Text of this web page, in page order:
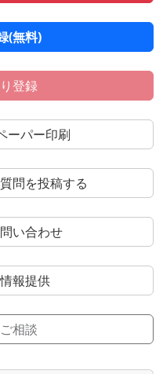
(無料)
登録
ーパー印刷
問を投稿する
い合わせ
報提供
相談